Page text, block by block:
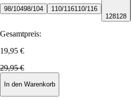
98/10498/104 110/116110/116
128128
Gesamtpreis:
19,95 €
29,95 €
In den Warenkorb